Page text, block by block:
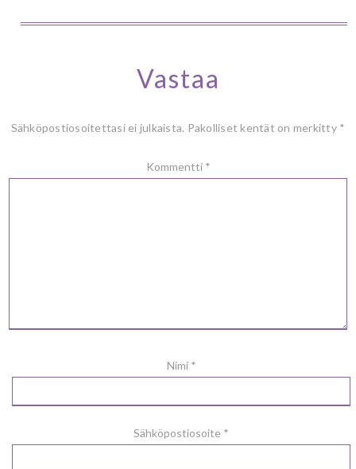
Vastaa
Sähköpostiosoitettasi ei julkaista. Pakolliset kentät on merkitty *
Kommentti *
Nimi *
Sähköpostiosoite *